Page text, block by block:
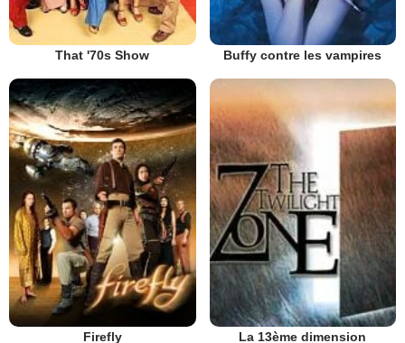
That '70s Show Buffy contre les vampires
Firefly La 13ème dimension